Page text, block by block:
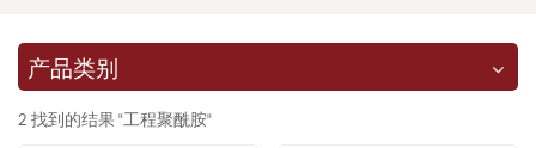
产品类别
2 找到的结果 "工程聚酰胺"